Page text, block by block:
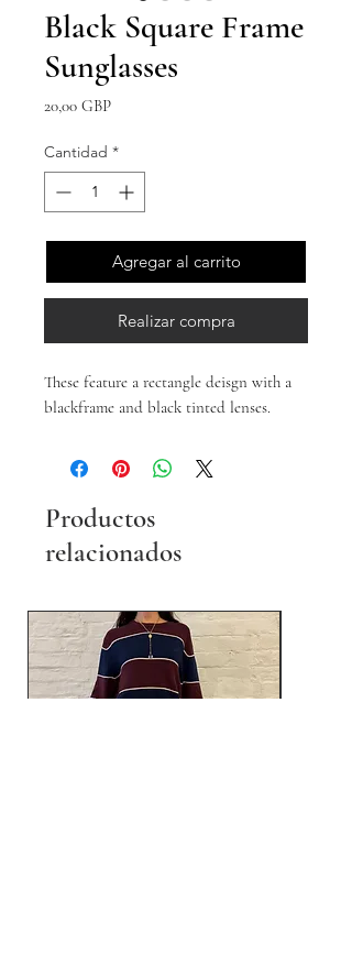
Black Square Frame
Sunglasses
20,00 GBPPrecio
Cantidad *
Agregar al carrito
Realizar compra
These feature a rectangle deisgn with a
blackframe and black tinted lenses.
Productos
relacionados